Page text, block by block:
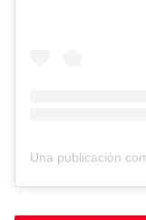
Una publicación